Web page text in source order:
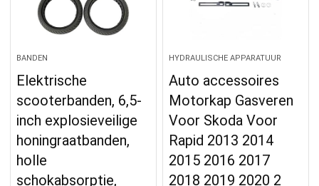
BANDEN
Elektrische
scooterbanden, 6,5-
inch explosieveilige
honingraatbanden,
holle
schokabsorptie,
HYDRAULISCHE APPARATUUR
Auto accessoires
Motorkap Gasveren
Voor Skoda Voor
Rapid 2013 2014
2015 2016 2017
2018 2019 2020 2